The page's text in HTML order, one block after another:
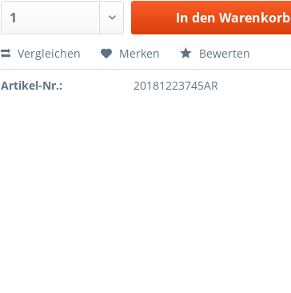
In den Warenkorb
Vergleichen Merken Bewerten
Artikel-Nr.: 20181223745AR